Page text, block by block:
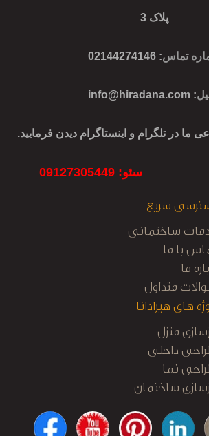
پلاک 3
تماس: 02144274146
:
info@hiradana.com
ما در تلگرام و اینستاگرام دیدن فرمایید.
سریع
ساختمانی
با ما
ما
متداول
های هیرادانا
منزل
داخلی
نما
ساختمان
آشپزخانه
و اجرا